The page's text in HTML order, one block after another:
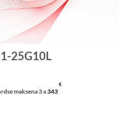
25G10L
maksena 3 x343
€